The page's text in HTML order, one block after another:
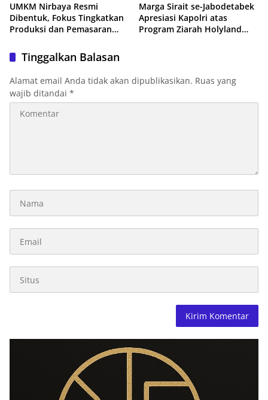
UMKM Nirbaya Resmi
Dibentuk, Fokus Tingkatkan
Produksi dan Pemasaran
Marga Sirait se-Jabodetabek
Apresiasi Kapolri atas
Program Ziarah Holyland
Tinggalkan Balasan
Alamat email Anda tidak akan dipublikasikan. Ruas yang
wajib ditandai *